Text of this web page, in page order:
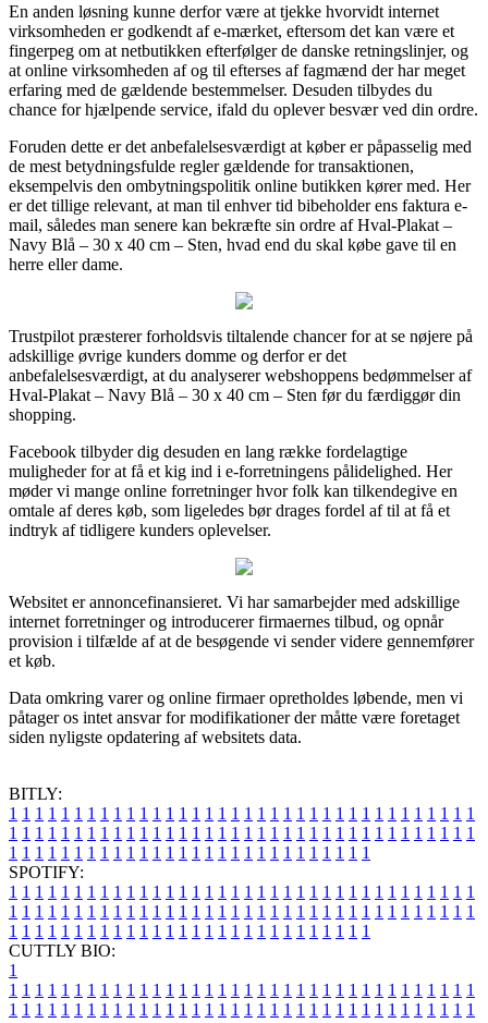
En anden løsning kunne derfor være at tjekke hvorvidt internet
virksomheden er godkendt af e-mærket, eftersom det kan være et
fingerpeg om at netbutikken efterfølger de danske retningslinjer, og
at online virksomheden af og til efterses af fagmænd der har meget
erfaring med de gældende bestemmelser. Desuden tilbydes du
chance for hjælpende service, ifald du oplever besvær ved din ordre.
Foruden dette er det anbefalelsesværdigt at køber er påpasselig med
de mest betydningsfulde regler gældende for transaktionen,
eksempelvis den ombytningspolitik online butikken kører med. Her
er det tillige relevant, at man til enhver tid bibeholder ens faktura e-
mail, således man senere kan bekræfte sin ordre af Hval-Plakat –
Navy Blå – 30 x 40 cm – Sten, hvad end du skal købe gave til en
herre eller dame.
Trustpilot præsterer forholdsvis tiltalende chancer for at se nøjere på
adskillige øvrige kunders domme og derfor er det
anbefalelsesværdigt, at du analyserer webshoppens bedømmelser af
Hval-Plakat – Navy Blå – 30 x 40 cm – Sten før du færdiggør din
shopping.
Facebook tilbyder dig desuden en lang række fordelagtige
muligheder for at få et kig ind i e-forretningens pålidelighed. Her
møder vi mange online forretninger hvor folk kan tilkendegive en
omtale af deres køb, som ligeledes bør drages fordel af til at få et
indtryk af tidligere kunders oplevelser.
Websitet er annoncefinansieret. Vi har samarbejder med adskillige
internet forretninger og introducerer firmaernes tilbud, og opnår
provision i tilfælde af at de besøgende vi sender videre gennemfører
et køb.
Data omkring varer og online firmaer opretholdes løbende, men vi
påtager os intet ansvar for modifikationer der måtte være foretaget
siden nyligste opdatering af websitets data.
BITLY:
1 1 1 1 1 1 1 1 1 1 1 1 1 1 1 1 1 1 1 1 1 1 1 1 1 1 1 1 1 1 1 1 1 1 1 1
1 1 1 1 1 1 1 1 1 1 1 1 1 1 1 1 1 1 1 1 1 1 1 1 1 1 1 1 1 1 1 1 1 1 1 1
1 1 1 1 1 1 1 1 1 1 1 1 1 1 1 1 1 1 1 1 1 1 1 1 1 1 1 1
SPOTIFY:
1 1 1 1 1 1 1 1 1 1 1 1 1 1 1 1 1 1 1 1 1 1 1 1 1 1 1 1 1 1 1 1 1 1 1 1
1 1 1 1 1 1 1 1 1 1 1 1 1 1 1 1 1 1 1 1 1 1 1 1 1 1 1 1 1 1 1 1 1 1 1 1
1 1 1 1 1 1 1 1 1 1 1 1 1 1 1 1 1 1 1 1 1 1 1 1 1 1 1 1
CUTTLY BIO:
1
1 1 1 1 1 1 1 1 1 1 1 1 1 1 1 1 1 1 1 1 1 1 1 1 1 1 1 1 1 1 1 1 1 1 1 1
1 1 1 1 1 1 1 1 1 1 1 1 1 1 1 1 1 1 1 1 1 1 1 1 1 1 1 1 1 1 1 1 1 1 1 1